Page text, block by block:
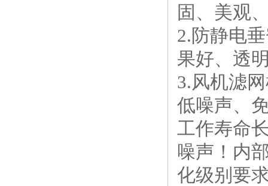
固、美观
2.防静电
果好、透
3.风机滤
低噪声、
工作寿命
噪声！内
化级别要